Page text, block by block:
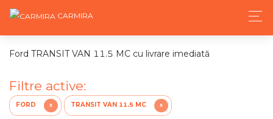
CARMIRA
Ford TRANSIT VAN 11.5 MC cu livrare imediată
Filtre active:
FORD X TRANSIT VAN 11.5 MC X